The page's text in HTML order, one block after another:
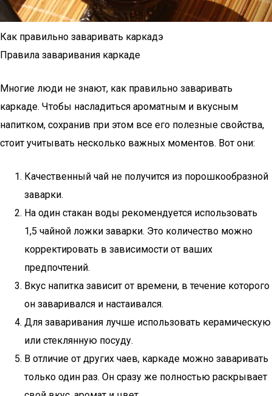
Как правильно заваривать каркадэ
Правила заваривания каркаде
Многие люди не знают, как правильно заваривать
каркаде. Чтобы насладиться ароматным и вкусным
напитком, сохранив при этом все его полезные свойства,
стоит учитывать несколько важных моментов. Вот они:
Качественный чай не получится из порошкообразной
заварки.
На один стакан воды рекомендуется использовать
1,5 чайной ложки заварки. Это количество можно
корректировать в зависимости от ваших
предпочтений.
Вкус напитка зависит от времени, в течение которого
он заваривался и настаивался.
Для заваривания лучше использовать керамическую
или стеклянную посуду.
В отличие от других чаев, каркаде можно заваривать
только один раз. Он сразу же полностью раскрывает